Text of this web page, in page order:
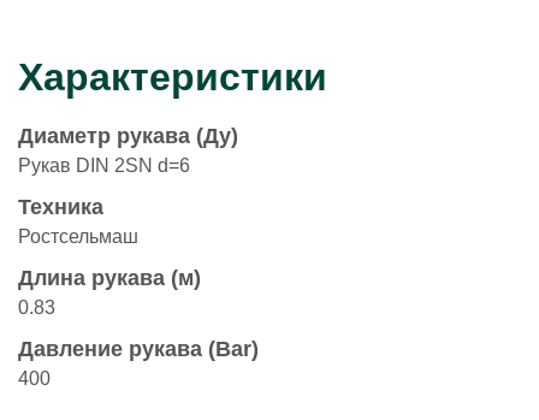
Характеристики
Диаметр рукава (Ду)
Рукав DIN 2SN d=6
Техника
Ростсельмаш
Длина рукава (м)
0.83
Давление рукава (Bar)
400